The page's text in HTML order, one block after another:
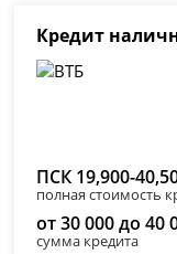
Кредит
ПСК 19,900-
полная стоимость
от 30 000 до 40
сумма кредита